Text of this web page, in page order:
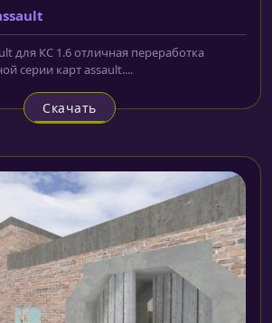
для КС 1.6 отличная переработка
серии карт assault....
Скачать